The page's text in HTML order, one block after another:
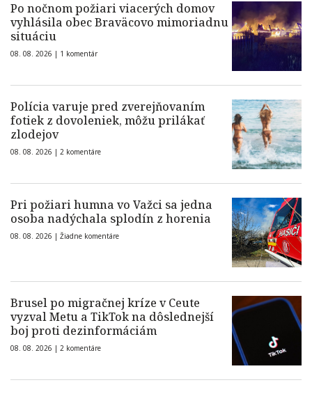
Po nočnom požiari viacerých domov
vyhlásila obec Braväcovo mimoriadnu
situáciu
08. 08. 2026 | 1 komentár
Polícia varuje pred zverejňovaním
fotiek z dovoleniek, môžu prilákať
zlodejov
08. 08. 2026 | 2 komentáre
Pri požiari humna vo Važci sa jedna
osoba nadýchala splodín z horenia
08. 08. 2026 | Žiadne komentáre
Brusel po migračnej kríze v Ceute
vyzval Metu a TikTok na dôslednejší
boj proti dezinformáciám
08. 08. 2026 | 2 komentáre